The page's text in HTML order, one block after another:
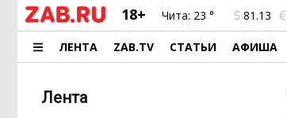
18+ Чита: 23 ° 81.13
ЛЕНТА ZAB.TV СТАТЬИ АФИША
Лента